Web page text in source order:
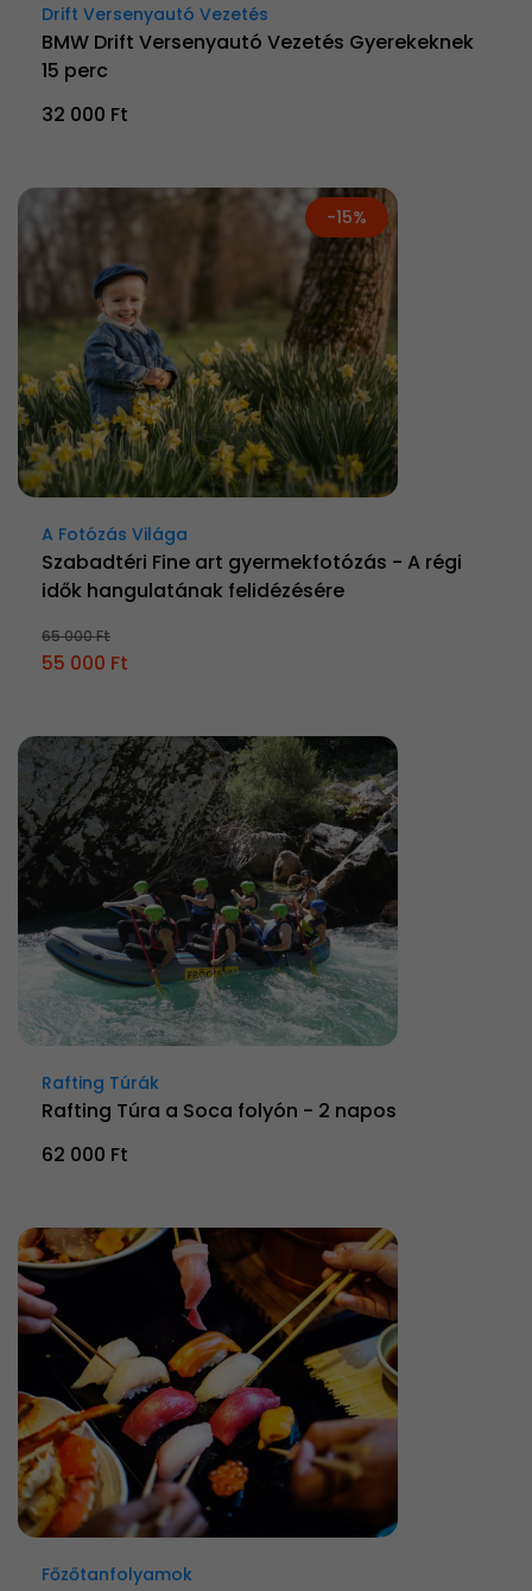
Drift Versenyautó Vezetés
BMW Drift Versenyautó Vezetés Gyerekeknek
15 perc
32 000 Ft
-15%
A Fotózás Világa
Szabadtéri Fine art gyermekfotózás - A régi
idők hangulatának felidézésére
65 000 Ft
55 000 Ft
Rafting Túrák
Rafting Túra a Soca folyón - 2 napos
62 000 Ft
Főzőtanfolyamok